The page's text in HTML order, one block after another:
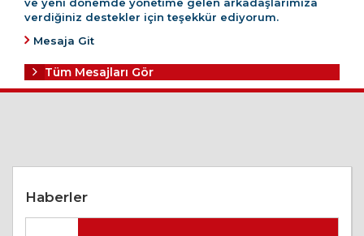
verdiğiniz destekler için teşekkür ediyorum.
Mesaja Git
Tüm Mesajları Gör
Haberler